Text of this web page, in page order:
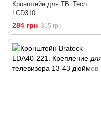
Кронштейн для ТВ iTech
LCD310
284 грн 315 грн